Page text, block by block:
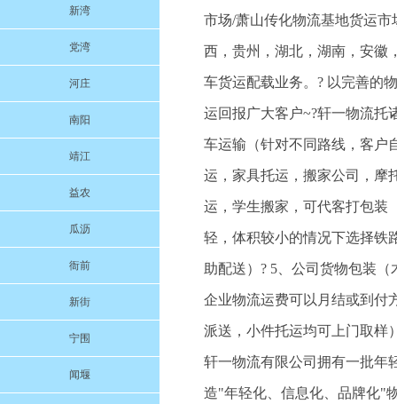
新湾
党湾
河庄
南阳
靖江
益农
瓜沥
衙前
新街
宁围
闻堰
市场/萧山传化物流基地货运
西，贵州，湖北，湖南，安徽
车货运配载业务。? 以完善的
运回报广大客户~?轩一物流托
车运输（针对不同路线，客户
运，家具托运，搬家公司，摩
运，学生搬家，可代客打包
轻，体积较小的情况下选择铁
助配送）? 5、公司货物包装
企业物流运费可以月结或到付
派送，小件托运均可上门取样
轩一物流有限公司拥有一批年
造"年轻化、信息化、品牌化"